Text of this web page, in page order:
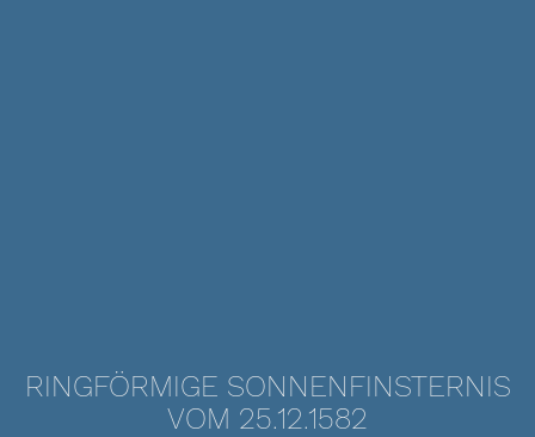
RINGFÖRMIGE SONNENFINSTERNIS
VOM 25.12.1582